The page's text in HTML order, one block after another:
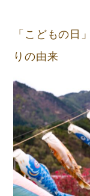
「こどもの日
りの由来